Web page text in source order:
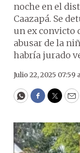
noche en el
Caazapá. Se
un ex convicto
abusar de la
habría jurado
Julio 22, 2025 07:59
WhatsApp
Facebook